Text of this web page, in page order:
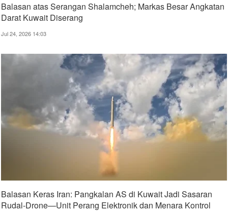
Balasan atas Serangan Shalamcheh; Markas Besar Angkatan
Darat Kuwait Diserang
Jul 24, 2026 14:03
Balasan Keras Iran: Pangkalan AS di Kuwait Jadi Sasaran
Rudal-Drone—Unit Perang Elektronik dan Menara Kontrol